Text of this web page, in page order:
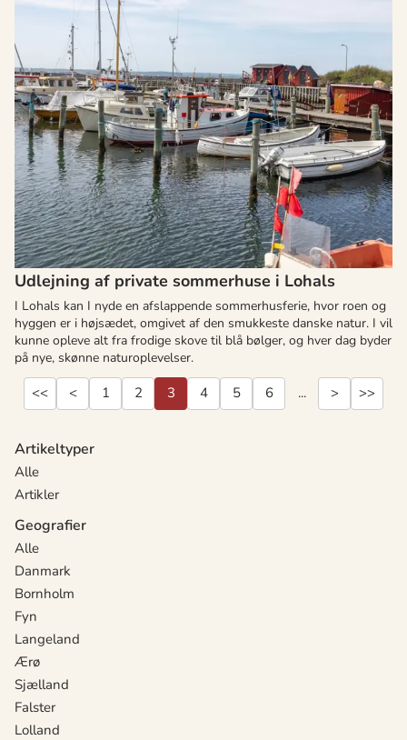
Udlejning af private sommerhuse i Lohals
I Lohals kan I nyde en afslappende sommerhusferie, hvor roen og
hyggen er i højsædet, omgivet af den smukkeste danske natur. I vil
kunne opleve alt fra frodige skove til blå bølger, og hver dag byder
på nye, skønne naturoplevelser.
<< < 1 2 3 4 5 6 ... > >>
Artikeltyper
Alle
Artikler
Geografier
Alle
Danmark
Bornholm
Fyn
Langeland
Ærø
Sjælland
Falster
Lolland